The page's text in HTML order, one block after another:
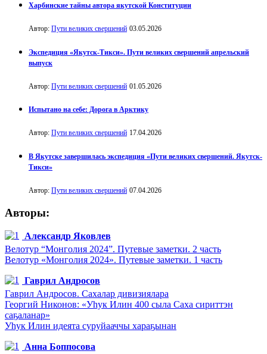
Харбинские тайны автора якутской Конституции
Автор: Пути великих свершений 03.05.2026
Экспедиция «Якутск-Тикси». Пути великих свершений апрельский
выпуск
Автор: Пути великих свершений 01.05.2026
Испытано на себе: Дорога в Арктику
Автор: Пути великих свершений 17.04.2026
В Якутске завершилась экспедиция «Пути великих свершений. Якутск-
Тикси»
Автор: Пути великих свершений 07.04.2026
Авторы:
Александр Яковлев
Велотур “Монголия 2024”. Путевые заметки. 2 часть
Велотур «Монголия 2024». Путевые заметки. 1 часть
Гаврил Андросов
Гаврил Андросов. Сахалар дивизиялара
Георгий Никонов: «Уһук Илин 400 сыла Саха сириттэн
саҕаланар»
Уһук Илин идеята суруйааччы хараҕынан
Анна Боппосова